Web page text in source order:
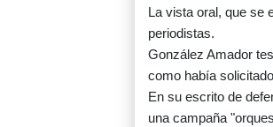
La vista oral, que se
periodistas.
González Amador
como había
En su escrito de
una campaña